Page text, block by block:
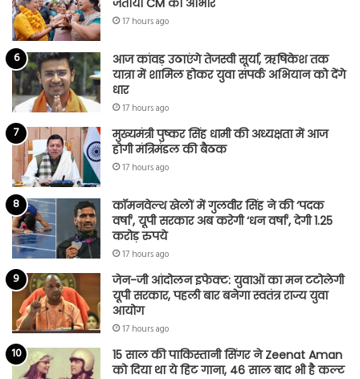
17 hours ago
आज कांवड़ उठाएंगे तेजस्वी सूर्या, ऋषिकेश तक
यात्रा में शामिल होकर युवा संपर्क अभियान को देंगे
धार
17 hours ago
मुख्यमंत्री पुष्कर सिंह धामी की अध्यक्षता में आज
होगी मंत्रिमंडल की बैठक
17 hours ago
कॉमनवेल्थ खेलों में गुलवीर सिंह ने की ‘पदक
वर्षा’, यूपी सरकार अब करेगी ‘धन वर्षा’, देगी 1.25
करोड़ रुपये
17 hours ago
जेन-जी आंदोलन इफेक्ट: युवाओं का मन टटोलेगी
यूपी सरकार, पहली बार बनेगा स्वतंत्र राज्य युवा
आयोग
17 hours ago
15 साल की पाकिस्तानी सिंगर ने Zeenat Aman
को दिया था ये हिट गाना, 46 साल बाद भी है कल्ट